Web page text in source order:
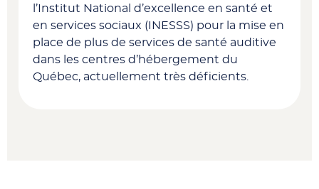
l’I nstitut National d’excellence en santé et
en services sociaux (INESSS) pour la mise en
place de plus de services de santé auditive
dans les centres d’hébergement du
Québec, actuellement très déficients.